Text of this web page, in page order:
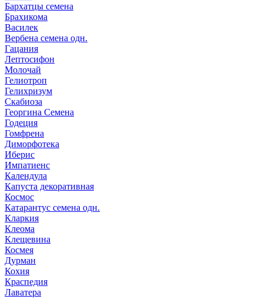
Бархатцы семена
Брахикома
Василек
Вербена семена одн.
Гацания
Лептосифон
Молочай
Гелиотроп
Гелихризум
Скабиоза
Георгина Семена
Годеция
Гомфрена
Диморфотека
Иберис
Импатиенс
Календула
Капуста декоративная
Космос
Катарантус семена одн.
Кларкия
Клеома
Клещевина
Космея
Дурман
Кохия
Краспедия
Лаватера